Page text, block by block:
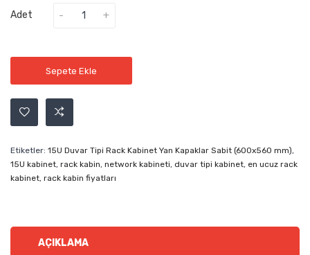
Adet
Sepete Ekle
Etiketler: 15U Duvar Tipi Rack Kabinet Yan Kapaklar Sabit (600x560 mm),
15U kabinet, rack kabin, network kabineti, duvar tipi kabinet, en ucuz rack
kabinet, rack kabin fiyatları
AÇIKLAMA